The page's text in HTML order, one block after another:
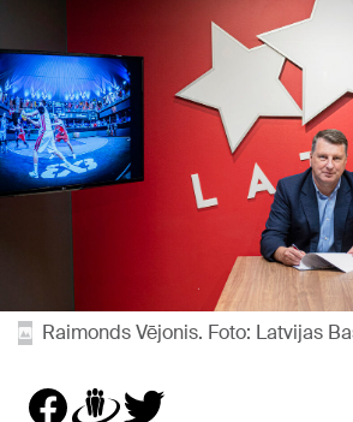
Raimonds Vējonis. Foto: Latvijas